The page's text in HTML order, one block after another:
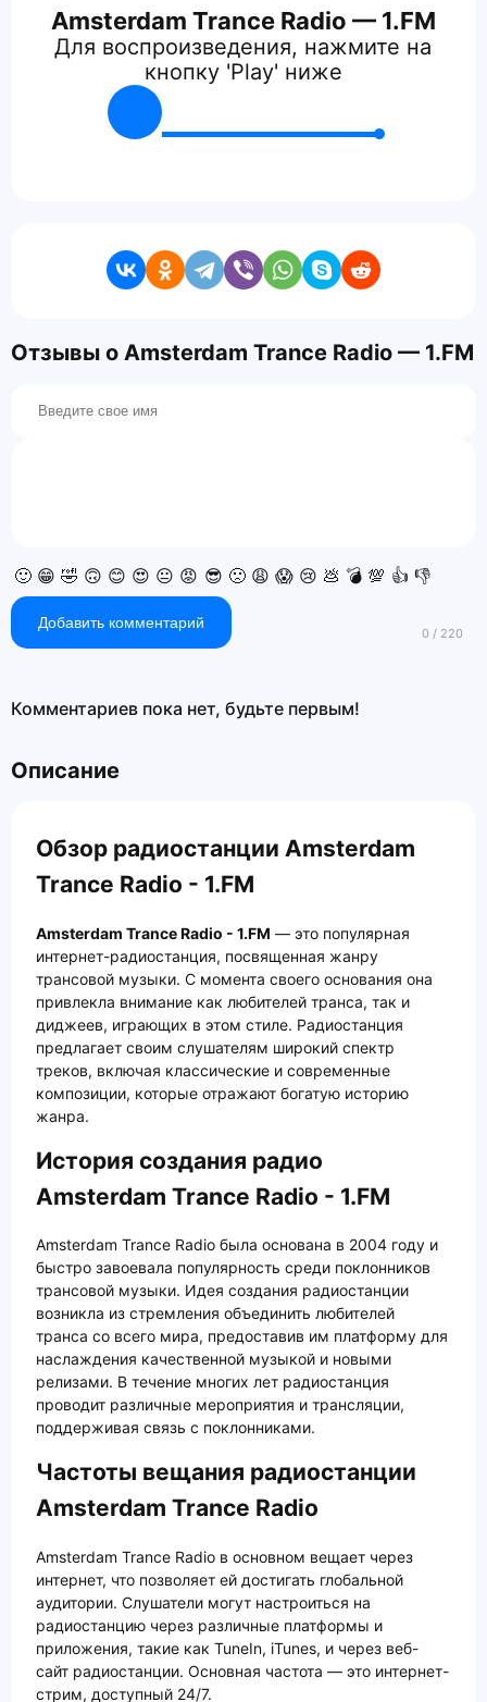
Amsterdam Trance Radio — 1.FM
Для воспроизведения, нажмите на
кнопку 'Play' ниже
Отзывы о Amsterdam Trance Radio — 1.FM
🙂 😁 🤣 🙃 😊 😍 😐 😡 😎 🙁 😩 😱 😢 💩 💣 💯 👍 👎
Добавить комментарий
Комментариев пока нет, будьте первым!
Описание
Обзор радиостанции Amsterdam
Trance Radio - 1.FM
Amsterdam Trance Radio - 1.FM — это популярная
интернет-радиостанция, посвященная жанру
трансовой музыки. С момента своего основания она
привлекла внимание как любителей транса, так и
диджеев, играющих в этом стиле. Радиостанция
предлагает своим слушателям широкий спектр
треков, включая классические и современные
композиции, которые отражают богатую историю
жанра.
История создания радио
Amsterdam Trance Radio - 1.FM
Amsterdam Trance Radio была основана в 2004 году и
быстро завоевала популярность среди поклонников
трансовой музыки. Идея создания радиостанции
возникла из стремления объединить любителей
транса со всего мира, предоставив им платформу для
наслаждения качественной музыкой и новыми
релизами. В течение многих лет радиостанция
проводит различные мероприятия и трансляции,
поддерживая связь с поклонниками.
Частоты вещания радиостанции
Amsterdam Trance Radio
Amsterdam Trance Radio в основном вещает через
интернет, что позволяет ей достигать глобальной
аудитории. Слушатели могут настроиться на
радиостанцию через различные платформы и
приложения, такие как TuneIn, iTunes, и через веб-
сайт радиостанции. Основная частота — это интернет-
стрим, доступный 24/7.